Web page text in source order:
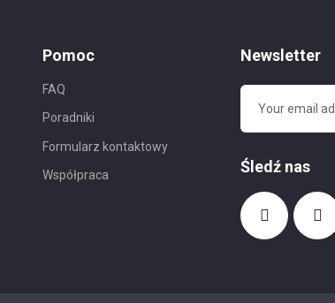
Pomoc
FAQ
Poradniki
Formularz kontaktowy
Współpraca
Newsletter
Śledź nas